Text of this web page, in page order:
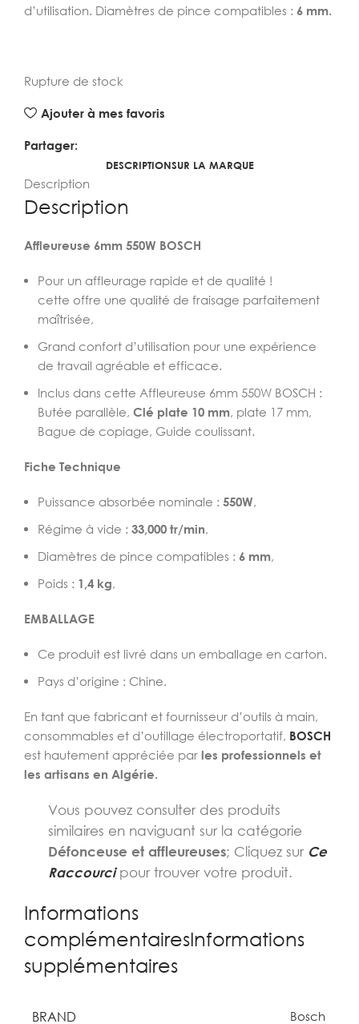
d’utilisation. Diamètres de pince compatibles : 6 mm.
Rupture de stock
Ajouter à mes favoris
Partager:
DESCRIPTIONSUR LA MARQUE
Description
Description
Affleureuse 6mm 550W BOSCH
Pour un affleurage rapide et de qualité !
cette offre une qualité de fraisage parfaitement
maîtrisée,
Grand confort d’utilisation pour une expérience
de travail agréable et efficace.
Inclus dans cette Affleureuse 6mm 550W BOSCH :
Butée parallèle, Clé plate 10 mm, plate 17 mm,
Bague de copiage, Guide coulissant.
Fiche Technique
Puissance absorbée nominale : 550W,
Régime à vide : 33,000 tr/min,
Diamètres de pince compatibles : 6 mm,
Poids : 1,4 kg,
EMBALLAGE
Ce produit est livré dans un emballage en carton.
Pays d’origine : Chine.
En tant que fabricant et fournisseur d’outils à main,
consommables et d’outillage électroportatif, BOSCH
est hautement appréciée par les professionnels et
les artisans en Algérie.
Vous pouvez consulter des produits
similaires en naviguant sur la catégorie
Défonceuse et affleureuses; Cliquez sur Ce
Raccourci pour trouver votre produit.
Informations
complémentairesInformations
supplémentaires
BRAND Bosch